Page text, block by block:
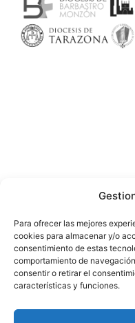
Para ofrecer las mejores
cookies para almacenar y/o
consentimiento de estas
comportamiento de
consentir o retirar el
características y funciones.